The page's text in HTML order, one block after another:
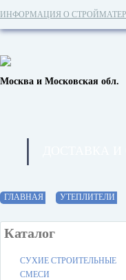
ИНФОРМАЦИЯ О
Москва и Московская обл.
ГЛАВНАЯ УТЕПЛИТЕЛИ
Каталог
СУХИЕ СТРОИТЕЛЬНЫЕ
СМЕСИ